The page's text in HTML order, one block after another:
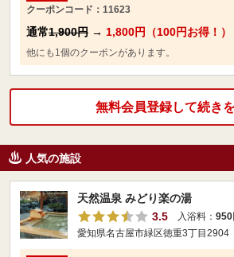
クーポンコード：11623
通常1,900円 → 1,800円（100円お得！）
他にも1個のクーポンがあります。
無料会員登録して続き
人気の施設
天然温泉 みどり楽の湯
3.5
入浴料： 950
愛知県名古屋市緑区徳重3丁目2904